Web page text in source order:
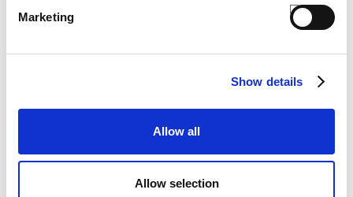
Marketing
Show details
Allow all
Allow selection
€ 18,00